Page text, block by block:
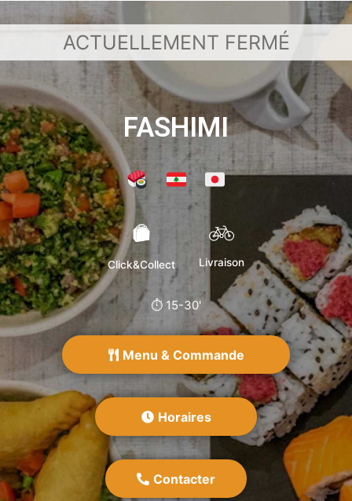
FASHIMI
Click&Collect Livraison
⏱ 15-30'
Menu & Commande
Horaires
Contacter